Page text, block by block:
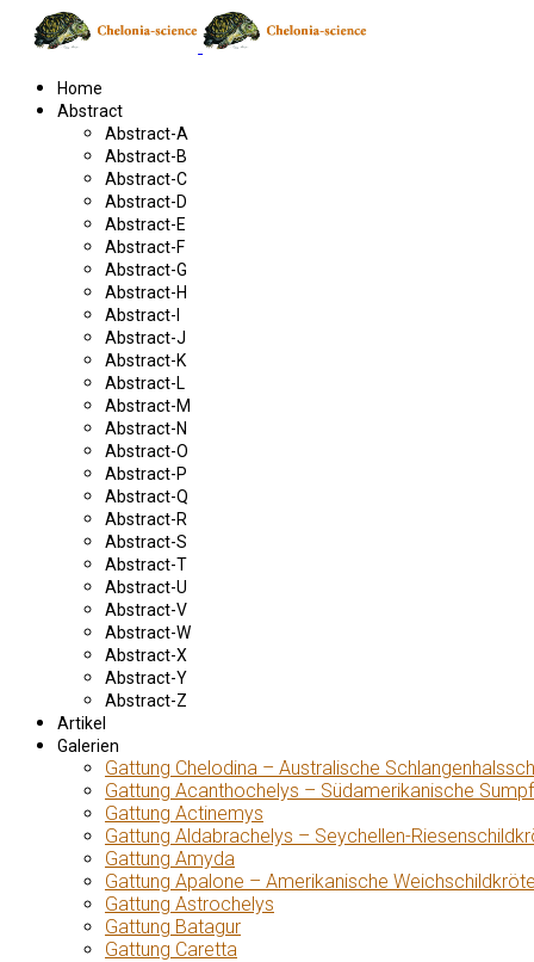
Home
Abstract
Abstract-A
Abstract-B
Abstract-C
Abstract-D
Abstract-E
Abstract-F
Abstract-G
Abstract-H
Abstract-I
Abstract-J
Abstract-K
Abstract-L
Abstract-M
Abstract-N
Abstract-O
Abstract-P
Abstract-Q
Abstract-R
Abstract-S
Abstract-T
Abstract-U
Abstract-V
Abstract-W
Abstract-X
Abstract-Y
Abstract-Z
Artikel
Galerien
Gattung Chelodina – Australische
Gattung Acanthochelys – Südamerikanische
Gattung Actinemys
Gattung Aldabrachelys – Seychellen-
Gattung Amyda
Gattung Apalone – Amerikanische
Gattung Astrochelys
Gattung Batagur
Gattung Caretta